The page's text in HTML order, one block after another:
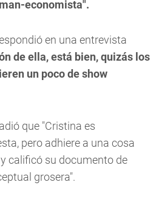
economista".
en una entrevista
de ella, está bien, quizás los
un poco de show
que "Cristina es
pero adhiere a una cosa
calificó su documento de
grosera".